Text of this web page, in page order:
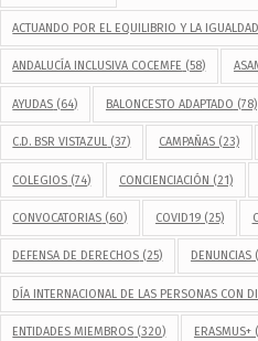
ACTUANDO POR EL EQUILIBRIO Y LA IGUALDAD
ANDALUCÍA INCLUSIVA COCEMFE (58)
AYUDAS (64) BALONCESTO ADAPTADO (78)
C.D. BSR VISTAZUL (37) CAMPAÑAS(23)
COLEGIOS (74) CONCIENCIACIÓN (21)
CONVOCATORIAS (60) COVID19(25)
DEFENSA DE DERECHOS (25) DENUNCIAS
DÍA INTERNACIONAL DE LAS PERSONAS CON
ENTIDADES MIEMBROS (320) ERASMUS+